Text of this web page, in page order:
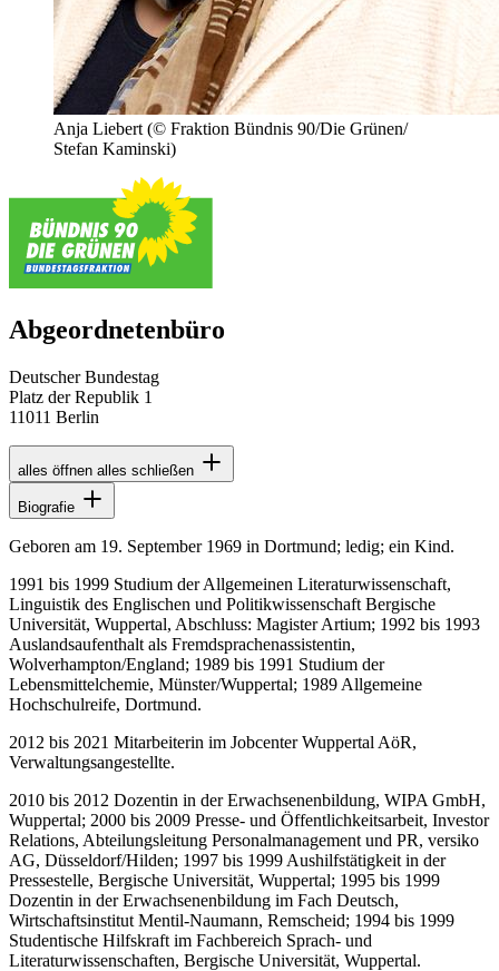
Anja Liebert (© Fraktion Bündnis 90/Die Grünen/
Stefan Kaminski)
Abgeordnetenbüro
Deutscher Bundestag
Platz der Republik 1
11011 Berlin
alles öffnen alles schließen
Biografie
Geboren am 19. September 1969 in Dortmund; ledig; ein Kind.
1991 bis 1999 Studium der Allgemeinen Literaturwissenschaft,
Linguistik des Englischen und Politikwissenschaft Bergische
Universität, Wuppertal, Abschluss: Magister Artium; 1992 bis 1993
Auslandsaufenthalt als Fremdsprachenassistentin,
Wolverhampton/England; 1989 bis 1991 Studium der
Lebensmittelchemie, Münster/Wuppertal; 1989 Allgemeine
Hochschulreife, Dortmund.
2012 bis 2021 Mitarbeiterin im Jobcenter Wuppertal AöR,
Verwaltungsangestellte.
2010 bis 2012 Dozentin in der Erwachsenenbildung, WIPA GmbH,
Wuppertal; 2000 bis 2009 Presse- und Öffentlichkeitsarbeit, Investor
Relations, Abteilungsleitung Personalmanagement und PR, versiko
AG, Düsseldorf/Hilden; 1997 bis 1999 Aushilfstätigkeit in der
Pressestelle, Bergische Universität, Wuppertal; 1995 bis 1999
Dozentin in der Erwachsenenbildung im Fach Deutsch,
Wirtschaftsinstitut Mentil-Naumann, Remscheid; 1994 bis 1999
Studentische Hilfskraft im Fachbereich Sprach- und
Literaturwissenschaften, Bergische Universität, Wuppertal.